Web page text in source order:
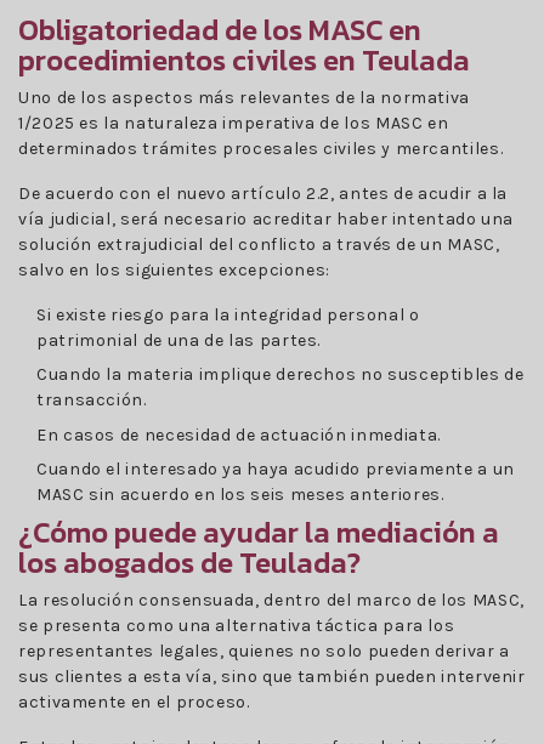
Obligatoriedad de los MASC en
procedimientos civiles en Teulada
Uno de los aspectos más relevantes de la normativa
1/2025 es la naturaleza imperativa de los MASC en
determinados trámites procesales civiles y mercantiles.
De acuerdo con el nuevo artículo 2.2, antes de acudir a la
vía judicial, será necesario acreditar haber intentado una
solución extrajudicial del conflicto a través de un MASC,
salvo en los siguientes excepciones:
Si existe riesgo para la integridad personal o
patrimonial de una de las partes.
Cuando la materia implique derechos no susceptibles de
transacción.
En casos de necesidad de actuación inmediata.
Cuando el interesado ya haya acudido previamente a un
MASC sin acuerdo en los seis meses anteriores.
¿Cómo puede ayudar la mediación a
los abogados de Teulada?
La resolución consensuada, dentro del marco de los MASC,
se presenta como una alternativa táctica para los
representantes legales, quienes no solo pueden derivar a
sus clientes a esta vía, sino que también pueden intervenir
activamente en el proceso.